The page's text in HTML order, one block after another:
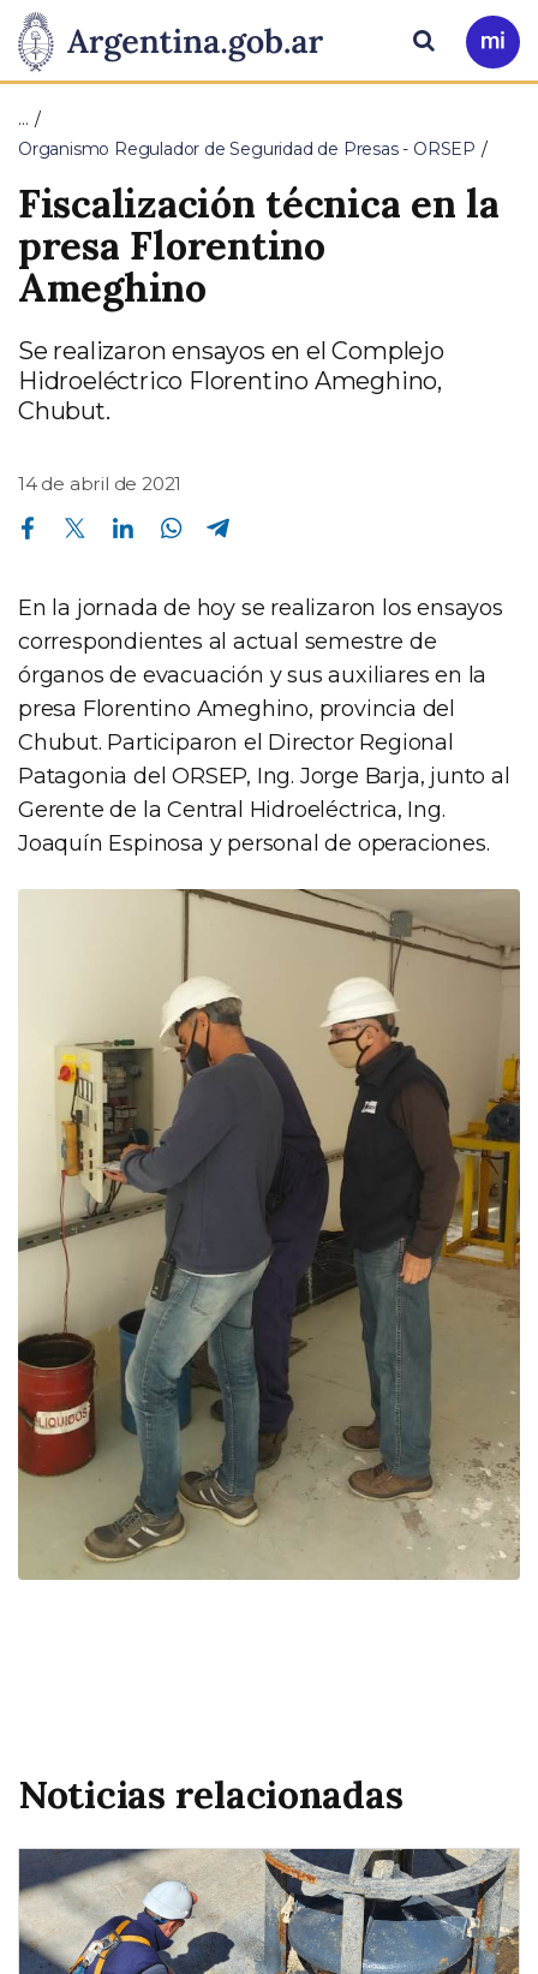
Presidencia
de
la
Nación
Pasar al contenido principal
Ir
a
Buscar
…
Organismo Regulador de Seguridad de Presas - ORSEP
Fiscalización técnica en la
presa Florentino
Ameghino
Se realizaron ensayos en el Complejo
Hidroeléctrico Florentino Ameghino,
Chubut.
14 de abril de 2021
Compartir en Facebook Compartir en Twitter Compartir en Linkedin Compartir en Whatsapp
En la jornada de hoy se realizaron los ensayos
correspondientes al actual semestre de
órganos de evacuación y sus auxiliares en la
presa Florentino Ameghino, provincia del
Chubut. Participaron el Director Regional
Patagonia del ORSEP, Ing. Jorge Barja, junto al
Gerente de la Central Hidroeléctrica, Ing.
Joaquín Espinosa y personal de operaciones.
Noticias relacionadas